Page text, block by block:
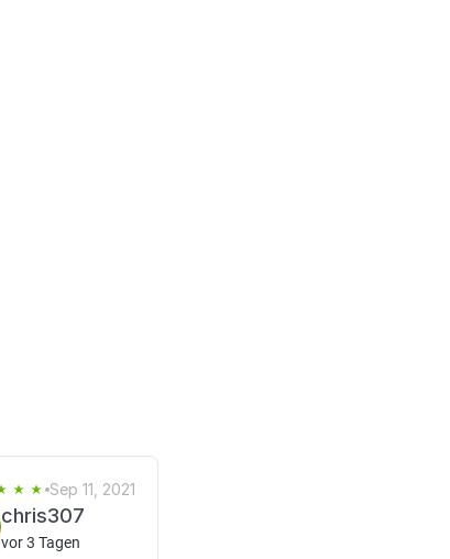
Sep 11, 2021
chris307
vor 3 Tagen